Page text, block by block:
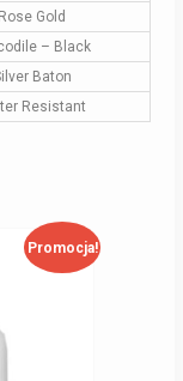
Rose Gold
– Black
Baton
Resistant
Promocja!